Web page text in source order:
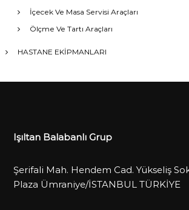
İçecek Ve Masa Servisi Araçları
Ölçme Ve Tartı Araçları
HASTANE EKİPMANLARI
Işıltan Balabanlı Grup
Şerifali Mah. Hendem Cad. Yükseliş
Plaza Ümraniye/İSTANBUL TÜRKİYE